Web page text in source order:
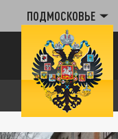
ПОДМОСКОВЬЕ